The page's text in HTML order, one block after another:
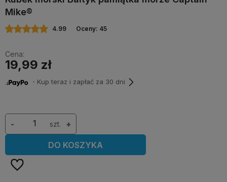
Mike®
4.99 Oceny: 45
Cena:
19,99 zł
・Kup teraz i zapłać za 30 dni
szt. +
-
DO KOSZYKA